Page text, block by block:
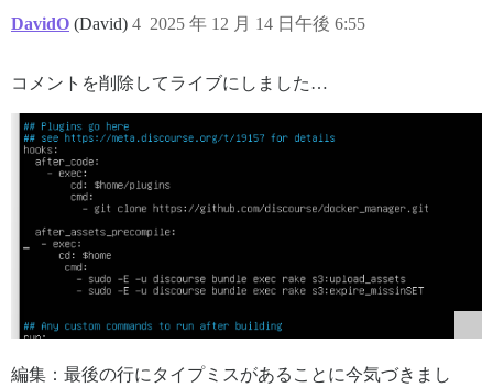
DavidO (David) 2025 年 12 月 14 日午後 6:55
4
コメントを削除してライブにしました…
編集：最後の行にタイプミスがあることに今気づきまし